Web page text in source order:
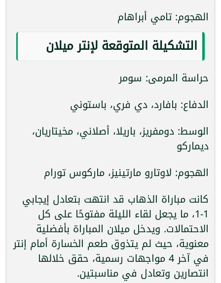
الهجوم: تامي أبراهام
التشكيلة المتوقعة لإنتر ميلان
حراسة المرمى: سومر
الدفاع: بافارد، دي فري، باستوني
الوسط: دومفريز، باريلا، أصلاني، مخيتاريان،
ديماركو
الهجوم: لاوتارو مارتينيز، ماركوس تورام
كانت مباراة الذهاب قد انتهت بتعادل إيجابي
1-1، ما يجعل لقاء الليلة مفتوحًا على كل
الاحتمالات. ويدخل ميلان المباراة بأفضلية
معنوية، حيث لم يتذوق طعم الخسارة أمام إنتر
في آخر 4 مواجهات رسمية، حقق خلالها
انتصارين وتعادل في مناسبتين.